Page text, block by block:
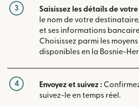
3 Saisissez les détails de
le nom de votre
et ses informations
Choisissez parmi les
disponibles en la Bosnie-
4 Envoyez et suivez :
suivez-le en temps réel.